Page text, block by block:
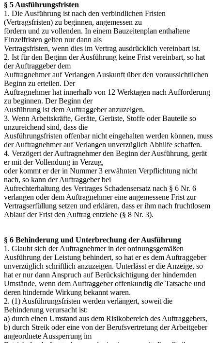
§ 5 Ausführungsfristen
1. Die Ausführung ist nach den verbindlichen Fristen
(Vertragsfristen) zu beginnen, angemessen zu
fördern und zu vollenden. In einem Bauzeitenplan enthaltene
Einzelfristen gelten nur dann als
Vertragsfristen, wenn dies im Vertrag ausdrücklich vereinbart ist.
2. Ist für den Beginn der Ausführung keine Frist vereinbart, so hat
der Auftraggeber dem
Auftragnehmer auf Verlangen Auskunft über den voraussichtlichen
Beginn zu erteilen. Der
Auftragnehmer hat innerhalb von 12 Werktagen nach Aufforderung
zu beginnen. Der Beginn der
Ausführung ist dem Auftraggeber anzuzeigen.
3. Wenn Arbeitskräfte, Geräte, Gerüste, Stoffe oder Bauteile so
unzureichend sind, dass die
Ausführungsfristen offenbar nicht eingehalten werden können, muss
der Auftragnehmer auf Verlangen unverzüglich Abhilfe schaffen.
4. Verzögert der Auftragnehmer den Beginn der Ausführung, gerät
er mit der Vollendung in Verzug,
oder kommt er der in Nummer 3 erwähnten Verpflichtung nicht
nach, so kann der Auftraggeber bei
Aufrechterhaltung des Vertrages Schadensersatz nach § 6 Nr. 6
verlangen oder dem Auftragnehmer eine angemessene Frist zur
Vertragserfüllung setzen und erklären, dass er ihm nach fruchtlosem
Ablauf der Frist den Auftrag entziehe (§ 8 Nr. 3).
§ 6 Behinderung und Unterbrechung der Ausführung
1. Glaubt sich der Auftragnehmer in der ordnungsgemäßen
Ausführung der Leistung behindert, so hat er es dem Auftraggeber
unverzüglich schriftlich anzuzeigen. Unterlässt er die Anzeige, so
hat er nur dann Anspruch auf Berücksichtigung der hindernden
Umstände, wenn dem Auftraggeber offenkundig die Tatsache und
deren hindernde Wirkung bekannt waren.
2. (1) Ausführungsfristen werden verlängert, soweit die
Behinderung verursacht ist:
a) durch einen Umstand aus dem Risikobereich des Auftraggebers,
b) durch Streik oder eine von der Berufsvertretung der Arbeitgeber
angeordnete Aussperrung im